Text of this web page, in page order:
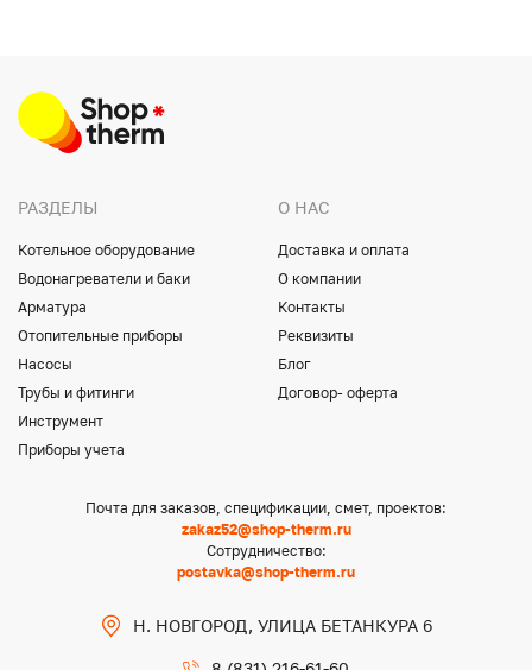
РАЗДЕЛЫ
Котельное оборудование
Водонагреватели и баки
Арматура
Отопительные приборы
Насосы
Трубы и фитинги
Инструмент
Приборы учета
О НАС
Доставка и оплата
О компании
Контакты
Реквизиты
Блог
Договор- оферта
Почта для заказов, спецификации, смет, проектов:
zakaz52@shop-therm.ru
Сотрудничество:
postavka@shop-therm.ru
Н. НОВГОРОД, УЛИЦА БЕТАНКУРА 6